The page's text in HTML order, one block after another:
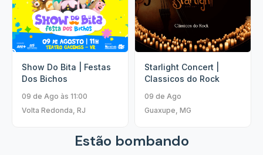
Show Do Bita | Festas
Dos Bichos
09 de Ago às 11:00
Volta Redonda, RJ
Starlight Concert |
Classicos do Rock
09 de Ago
Guaxupe, MG
Estão bombando